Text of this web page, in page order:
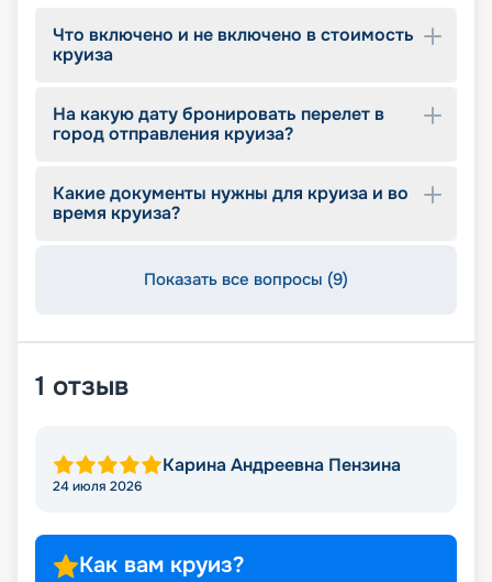
Что включено и не включено в стоимость
круиза
На какую дату бронировать перелет в
город отправления круиза?
Какие документы нужны для круиза и во
время круиза?
Показать все вопросы (9)
1 отзыв
Карина Андреевна Пензина
24 июля 2026
Как вам круиз?